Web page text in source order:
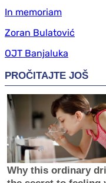
In memoriam
Zoran Bulatović
OJT Banjaluka